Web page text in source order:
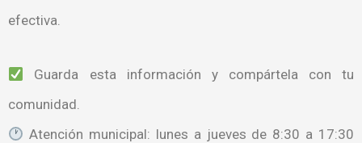
efectiva.
Guarda esta información y compártela con tu
comunidad.
Atención municipal: lunes a jueves de 8:30 a 17:30